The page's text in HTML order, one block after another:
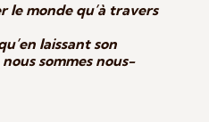
monde qu’à travers
laissant son
sommes nous-